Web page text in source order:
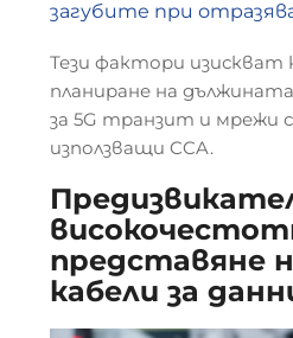
загубите при
Тези фактори изискват
планиране на
за 5G транзит и мрежи
използващи CCA.
представяне
кабели за